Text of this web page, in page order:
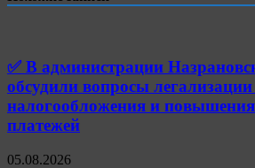
✅ В администрации
обсудили вопросы
налогообложения и повышения
платежей
05.08.2026